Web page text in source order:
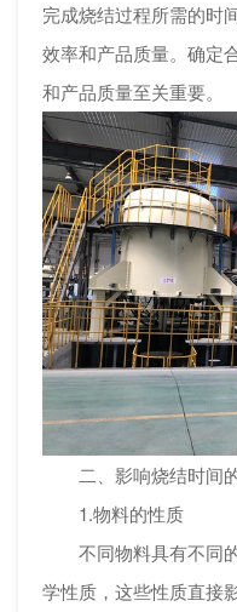
完成烧结过程所需的时
效率和产品质量。确定
和产品质量至关重要。
二、影响烧结时间
1.物料的性质
不同物料具有不同
学性质，这些性质直接